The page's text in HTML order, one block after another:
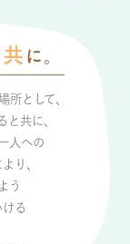
共 に。
所として、
と共に、
人への
り、
う
る